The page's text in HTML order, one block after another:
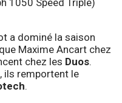
a dominé la saison
Maxime Ancart chez
chez les Duos.
ils remportent le
.